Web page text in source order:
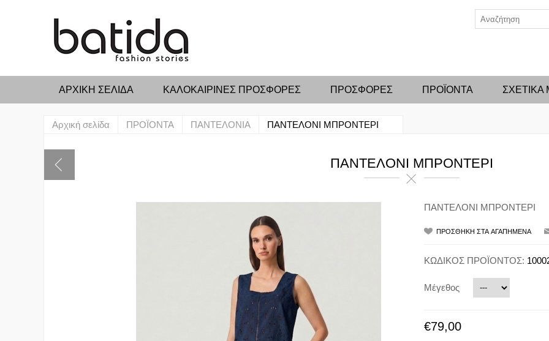
ΑΡΧΙΚΉ ΣΕΛΊΔΑ ΚΑΛΟΚΑΙΡΙΝΕΣ ΠΡΟΣΦΟΡΕΣ ΠΡΟΣΦΟΡΕΣ ΠΡΟΪΟΝΤΑ
Αρχική σελίδα ΠΡΟΪΟΝΤΑ ΠΑΝΤΕΛΟΝΙΑ ΠΑΝΤΕΛΟΝΙ ΜΠΡΟΝΤΕΡΙ
ΠΑΝΤΕΛΟΝΙ ΜΠΡΟΝΤΕΡΙ
ΠΑΝΤΕΛΟΝΙ ΜΠΡΟΝΤΕΡΙ
ΚΩΔΙΚΟΣ ΠΡΟΪΟΝΤΟΣ:
Μέγεθος
€79,00